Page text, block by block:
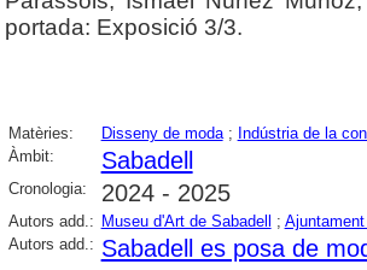
portada: Exposició 3/3.
Matèries: Disseny de moda; Indústria de la
Àmbit:
Sabadell
Cronologia: 2024 - 2025
Autors add.: Museu d'Art de Sabadell ;
Autors add.: Sabadell es posa de